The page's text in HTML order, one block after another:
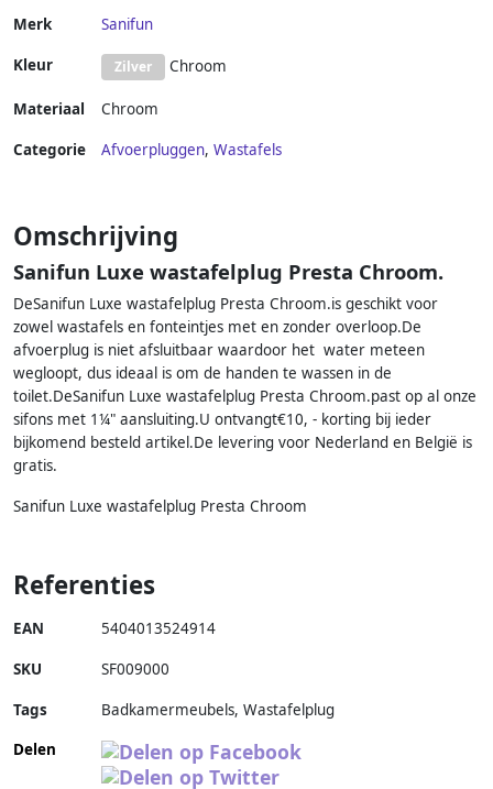
Merk Sanifun
Kleur Zilver Chroom
Materiaal Chroom
Categorie Afvoerpluggen, Wastafels
Omschrijving
Sanifun Luxe wastafelplug Presta Chroom.
DeSanifun Luxe wastafelplug Presta Chroom.is geschikt voor
zowel wastafels en fonteintjes met en zonder overloop.De
afvoerplug is niet afsluitbaar waardoor het water meteen
wegloopt, dus ideaal is om de handen te wassen in de
toilet.DeSanifun Luxe wastafelplug Presta Chroom.past op al onze
sifons met 1¼" aansluiting.U ontvangt€10, - korting bij ieder
bijkomend besteld artikel.De levering voor Nederland en België is
gratis.
Sanifun Luxe wastafelplug Presta Chroom
Referenties
EAN 5404013524914
SKU SF009000
Tags
Badkamermeubels, Wastafelplug
Delen